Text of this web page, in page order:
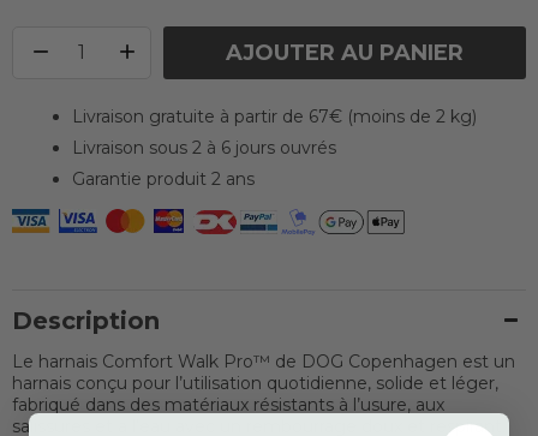
AJOUTER AU PANIER
Livraison gratuite à partir de 67€ (moins de 2 kg)
Livraison sous 2 à 6 jours ouvrés
Garantie produit 2 ans
Description
Le harnais Comfort Walk Pro™ de DOG Copenhagen est un
harnais conçu pour l’utilisation quotidienne, solide et léger,
fabriqué dans des matériaux résistants à l’usure, aux
salissures et à l’eau avec un rembourrage doux et respirant.